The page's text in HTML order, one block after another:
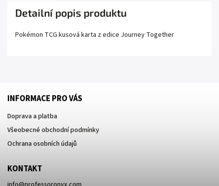
Detailní popis produktu
Pokémon TCG kusová karta z edice Journey Together
INFORMACE PRO VÁS
Doprava a platba
Všeobecné obchodní podmínky
Ochrana osobních údajů
KONTAKT